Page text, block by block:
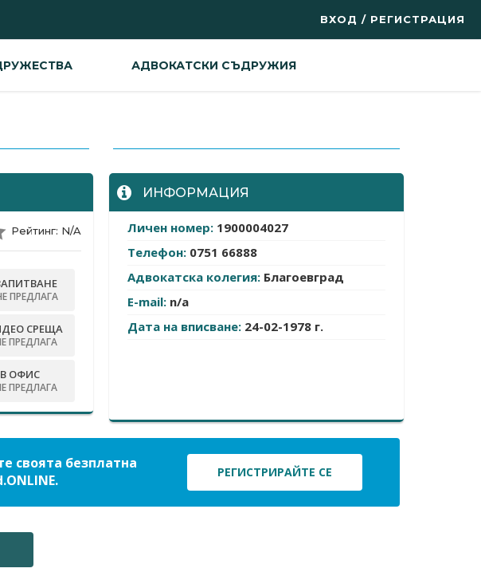
ВХОД / РЕГИСТРАЦИЯ
АДВОКАТСКИ СЪДРУЖИЯ
Рейтинг: N/A
ПРЕДЛАГА
СРЕЩА
ПРЕДЛАГА
ОФИС
ПРЕДЛАГА
ИНФОРМАЦИЯ
Личен номер: 1900004027
Телефон: 0751 66888
Адвокатска колегия: Благоевград
E-mail: n/a
Дата на вписване: 24-02-1978 г.
своята безплатна
РЕГИСТРИРАЙТЕ СЕ